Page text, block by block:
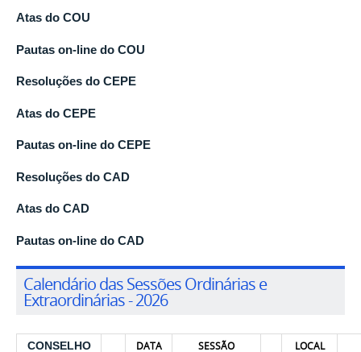
Atas do COU
Pautas on-line do COU
Resoluções do CEPE
Atas do CEPE
Pautas on-line do CEPE
Resoluções do CAD
Atas do CAD
Pautas on-line do CAD
Calendário das Sessões Ordinárias e
Extraordinárias - 2026
CONSELHO DATA SESSÃO LOCAL